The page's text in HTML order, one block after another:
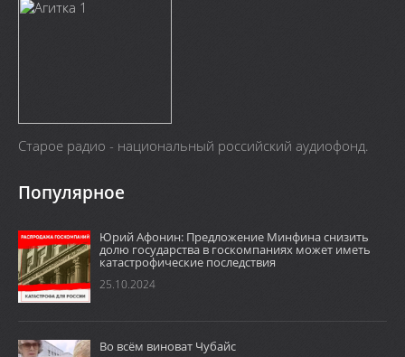
Старое радио - национальный российский аудиофонд.
Популярное
Юрий Афонин: Предложение Минфина снизить
долю государства в госкомпаниях может иметь
катастрофические последствия
25.10.2024
Во всём виноват Чубайс